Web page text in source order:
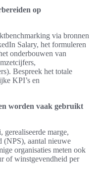
op
via bronnen
Salary, het formuleren
onderbouwen van
Bespreek het totale
KPI’s en
worden vaak gebruikt
gerealiseerde marge,
(NPS), aantal nieuwe
organisaties meten ook
of winstgevendheid per